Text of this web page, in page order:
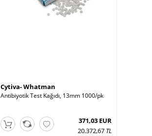
Cytiva- Whatman
Antibiyotik Test Kağıdı, 13mm 1000/pk
371,03 EUR
20.372,67 TL